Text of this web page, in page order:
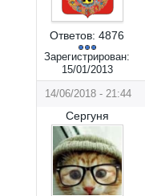
Ответов: 4876
Зарегистрирован:
15/01/2013
14/06/2018 - 21:44
Сергуня